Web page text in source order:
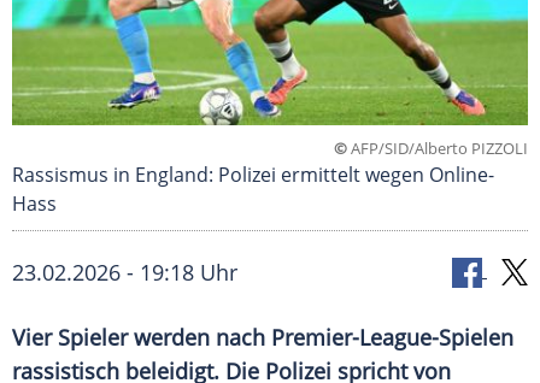
©AFP/SID/Alberto PIZZOLI
Rassismus in England: Polizei ermittelt wegen Online-
Hass
23.02.2026 - 19:18 Uhr
Vier Spieler werden nach Premier-League-Spielen
rassistisch beleidigt. Die Polizei spricht von